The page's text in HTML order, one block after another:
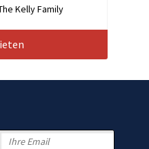
Kelly Family